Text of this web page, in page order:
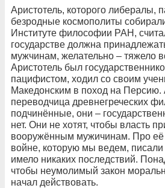
Аристотель, которого либералы,
безродные космополиты
Институте философии РАН,
государстве должна
мужчинам, желательно – тяжело
Аристотель был
пацифистом, ходил со своим
Македонским в поход на
переводчица древнегреческих
подчинённые, они –
нет. Они не хотят, чтобы власть
вооружённым мужичинам. Про её
войне, которую мы ведем,
имело никаких последствий.
чтобы неумолимый закон
начал действовать.